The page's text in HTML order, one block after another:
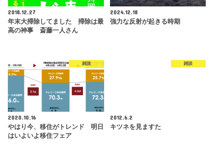
2018.12.27
年末大掃除してました 掃除は最
高の神事 斎藤一人さん
2024.12.18
強力な反射が起きる時期
雑談
2020.10.16
やはり今、移住がトレンド 明日
はいよいよ移住フェア
雑談
2012.6.2
キツネを見ますた